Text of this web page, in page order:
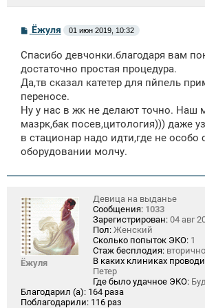
С
о
б
щ
н
и
Ёжуля 01 июн 2019, 10:32
Спасибо девчонки.благодаря вам
достаточно простая процедура.
Да,тв сказал катетер для пйпель
переносе.
Ну у нас в жк не делают точно. Наш
мазрк,бак посев,цитология))) даже
в стационар надо идти,где не особо
оборудовании молчу.
Ёжуля
Девица на выданье
Сообщения: 1033
Зарегистрирован: 04 авг
Пол: Женский
Сколько попыток ЭКО: 1
Стаж бесплодия:
В каких клиниках
Петер
Где было удачное ЭКО:
Благодарил (а): 164 раза
Поблагодарили: 116 раз